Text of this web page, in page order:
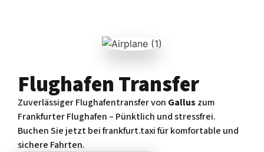
Flughafen Transfer
Zuverlässiger Flughafentransfer von Gallus zum
Frankfurter Flughafen – Pünktlich und stressfrei.
Buchen Sie jetzt bei frankfurt.taxi für komfortable und
sichere Fahrten.